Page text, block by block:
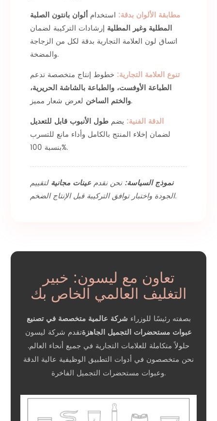
مطابقة الألوان بدقة: استخدام ألوان بانتون الصلبة
المطلية وغير المطلية إرشادات التركيبة لضمان
اتساق لون العلامة التجارية بدقة لكل من الزجاجة
والمضخة.
تنوع العلامة التجارية: خطوط إنتاج متخصصة تدعم
الطباعة الأوفست، والطباعة بالشاشة الحريرية،
والختم الساخنلعرض شعار مميز.
الدقة الفنية: يضم طول الأنبوب قابل للتعديل
لضمان إخلاء المنتج بالكامل وأداء مانع للتسرب
بنسبة 100%.
نموذج السياسة: نحن نقدم عينات مجانية لتقييم
الجودة واختبار توافق التركيبة قبل الإنتاج الضخم.
تعاون مع ليسون: خبير
التغليف العالمي الخاص بك
بصفته رئيسًا للوزراء شركة عالمية متخصصة في تصنيع
عبوات مستحضرات التجميل الجاهزةتقدم شركة ليسون
حلولاً متكاملة للعلامات التجارية في جميع أنحاء العالم.
نحن متخصصون في أدوات التطبيق الوظيفية عالية الدقة
وعبوات مستحضرات التجميل الفاخرة.